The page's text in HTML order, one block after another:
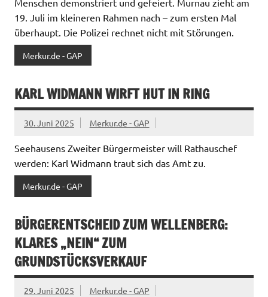
19. Juli im kleineren Rahmen nach – zum ersten Mal
überhaupt. Die Polizei rechnet nicht mit Störungen.
Merkur.de - GAP
KARL WIDMANN WIRFT HUT IN RING
30. Juni 2025 Merkur.de - GAP
Seehausens Zweiter Bürgermeister will Rathauschef
werden: Karl Widmann traut sich das Amt zu.
Merkur.de - GAP
BÜRGERENTSCHEID ZUM WELLENBERG:
KLARES „NEIN“ ZUM
GRUNDSTÜCKSVERKAUF
29. Juni 2025 Merkur.de - GAP